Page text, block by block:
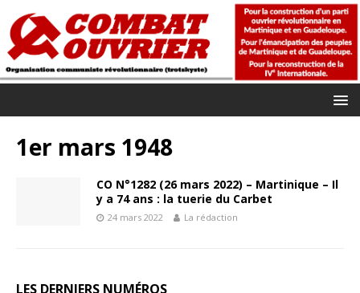
1er mars 1948
CO N°1282 (26 mars 2022) – Martinique – Il
y a 74 ans : la tuerie du Carbet
24 mars 2022 La rédaction
LES DERNIERS NUMÉROS